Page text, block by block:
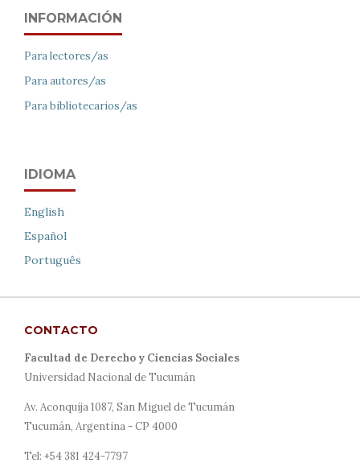
INFORMACIÓN
Para lectores/as
Para autores/as
Para bibliotecarios/as
IDIOMA
English
Español
Português
CONTACTO
Facultad de Derecho y Ciencias Sociales
Universidad Nacional de Tucumán
Av. Aconquija 1087, San Miguel de Tucumán
Tucumán, Argentina - CP 4000
Tel: +54 381 424-7797